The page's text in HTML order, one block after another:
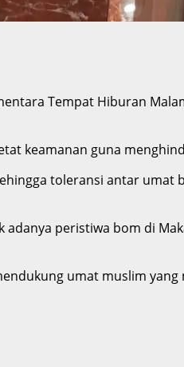
Tempat Hiburan
keamanan guna
toleransi antar umat
peristiwa bom di
umat muslim yang